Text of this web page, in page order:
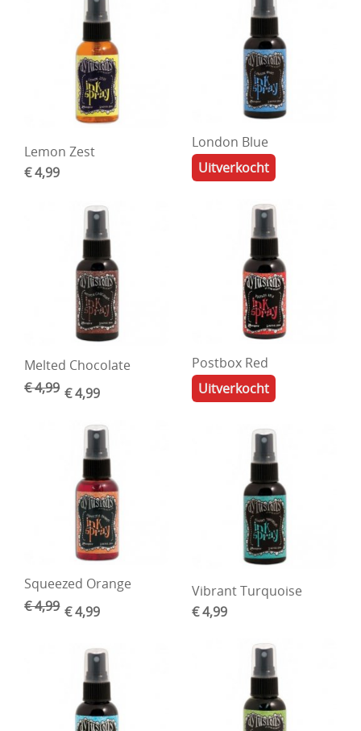
Lemon Zest
€ 4,99
London Blue
Uitverkocht
Melted Chocolate
€ 4,99 € 4,99
Postbox Red
Uitverkocht
Squeezed Orange
€ 4,99 € 4,99
Vibrant Turquoise
€ 4,99